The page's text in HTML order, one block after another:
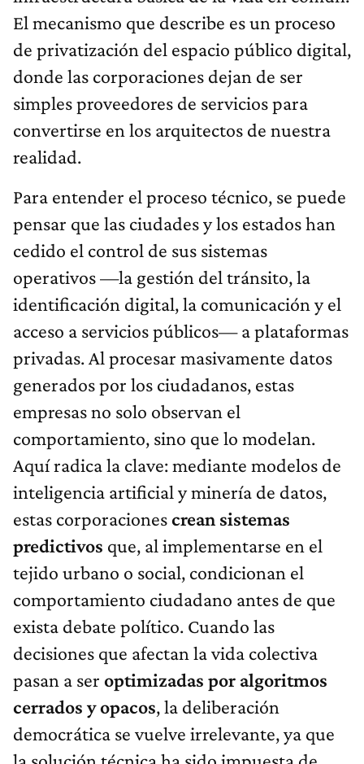
El mecanismo que describe es un proceso
de privatización del espacio público digital,
donde las corporaciones dejan de ser
simples proveedores de servicios para
convertirse en los arquitectos de nuestra
realidad.
Para entender el proceso técnico, se puede
pensar que las ciudades y los estados han
cedido el control de sus sistemas
operativos —la gestión del tránsito, la
identificación digital, la comunicación y el
acceso a servicios públicos— a plataformas
privadas. Al procesar masivamente datos
generados por los ciudadanos, estas
empresas no solo observan el
comportamiento, sino que lo modelan.
Aquí radica la clave: mediante modelos de
inteligencia artificial y minería de datos,
estas corporacionescrean sistemas
predictivos que, al implementarse en el
tejido urbano o social, condicionan el
comportamiento ciudadano antes de que
exista debate político. Cuando las
decisiones que afectan la vida colectiva
pasan a ser optimizadas por algoritmos
cerrados y opacos, la deliberación
democrática se vuelve irrelevante, ya que